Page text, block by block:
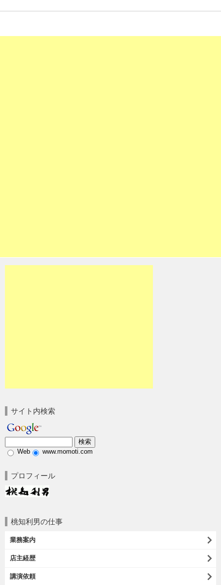
サイト内検索
Web www.momoti.com
プロフィール
桃知利男の仕事
業務案内
店主経歴
講演依頼